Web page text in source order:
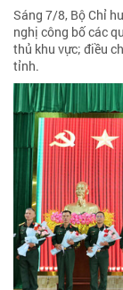
Sáng 7/8, Bộ Chỉ
nghị công bố các
thủ khu vực; điều
tỉnh.